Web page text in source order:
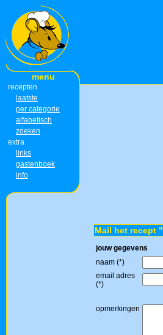
menu
recepten
laatste
per categorie
alfabetisch
zoeken
extra
links
gastenboek
info
Mail het recept "
jouw gegevens
naam (*)
email adres
(*)
opmerkingen